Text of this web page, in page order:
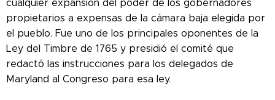
cualquier expansión del poder de los gobernadores
propietarios a expensas de la cámara baja elegida por
el pueblo. Fue uno de los principales oponentes de la
Ley del Timbre de 1765 y presidió el comité que
redactó las instrucciones para los delegados de
Maryland al Congreso para esa ley.